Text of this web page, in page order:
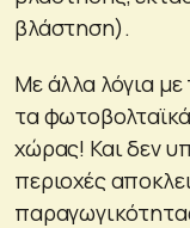
βλάστηση).
Με άλλα λόγια
τα
χώρας! Και δεν
περιοχές